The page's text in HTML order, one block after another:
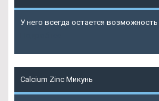
У него всегда остается возможность
Calcium Zinc Микунь